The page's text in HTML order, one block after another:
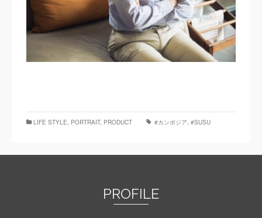
LIFE STYLE, PORTRAIT, PRODUCT ‬ ‪#‎カンボジア, #SUSU
PROFILE